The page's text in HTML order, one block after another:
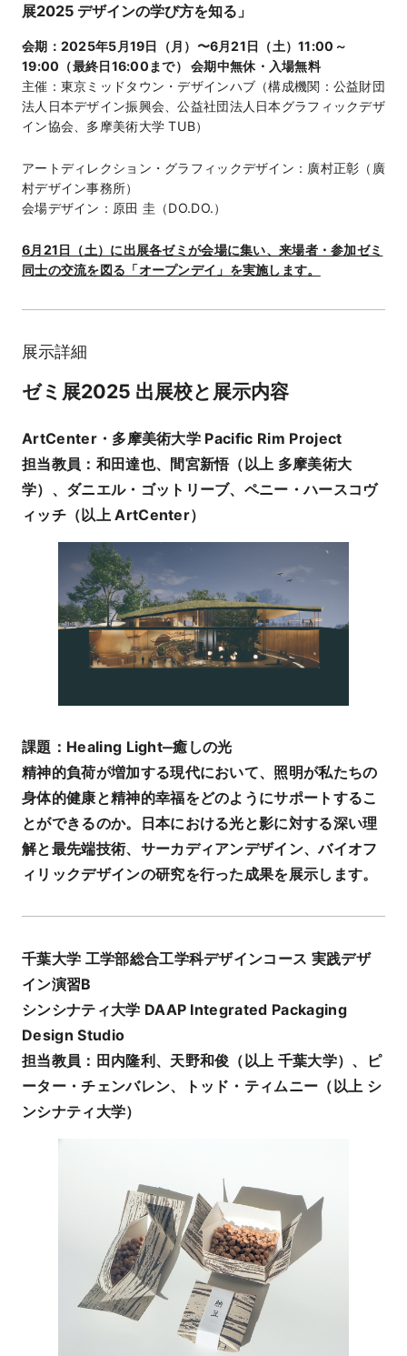
展2025 デザインの学び方を知る」
会期：2025年5月19日（月）〜6月21日（土）11:00～
19:00（最終日16:00まで） 会期中無休・入場無料
主催：東京ミッドタウン・デザインハブ（構成機関：公益財団
法人日本デザイン振興会、公益社団法人日本グラフィックデザ
イン協会、多摩美術大学 TUB）
アートディレクション・グラフィックデザイン：廣村正彰（廣
村デザイン事務所）
会場デザイン：原田 圭（DO.DO.）
6月21日（土）に出展各ゼミが会場に集い、来場者・参加ゼミ
同士の交流を図る「オープンデイ」を実施します。
展示詳細
ゼミ展2025 出展校と展示内容
ArtCenter・ 多摩美術大学 Pacific Rim Project
担当教員：和田達也、間宮新悟（以上 多摩美術大
学）、ダニエル・ゴットリーブ、ペニー・ハースコヴ
ィッチ（以上 ArtCenter）
課題：Healing Light‒癒しの光
精神的負荷が増加する現代において、照明が私たちの
身体的健康と精神的幸福をどのようにサポートするこ
とができるのか。日本における光と影に対する深い理
解と最先端技術、サーカディアンデザイン、バイオフ
ィリックデザインの研究を行った成果を展示します。
千葉大学 工学部総合工学科デザインコース 実践デザ
イン演習B
シンシナティ大学 DAAP Integrated Packaging
Design Studio
担当教員：田内隆利、天野和俊（以上 千葉大学）、ピ
ーター・チェンバレン、トッド・ティムニー（以上 シ
ンシナティ大学）